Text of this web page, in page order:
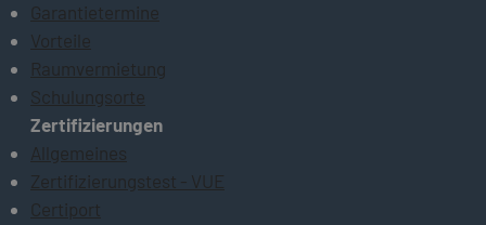
Garantietermine
Vorteile
Raumvermietung
Schulungsorte
Zertifizierungen
Allgemeines
Zertifizierungstest - VUE
Certiport